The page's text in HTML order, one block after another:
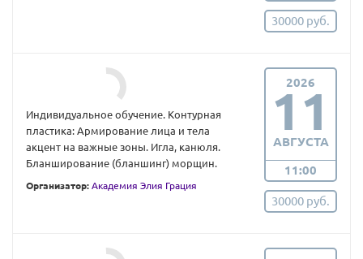
30000 руб.
Индивидуальное обучение. Контурная
пластика: Армирование лица и тела
акцент на важные зоны. Игла, канюля.
Бланширование (бланшинг) морщин.
Организатор: Академия Элия Грация
2026
11
АВГУСТА
11:00
30000 руб.